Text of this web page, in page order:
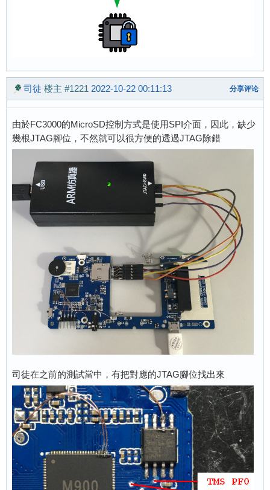
司徒 楼主 #1221 2022-10-22 00:11:13 分享评论
由於FC3000的MicroSD控制方式是使用SPI介面，因此，缺少
幾根JTAG腳位，不然就可以很方便的透過JTAG除錯
司徒在之前的測試當中，有把對應的JTAG腳位找出來